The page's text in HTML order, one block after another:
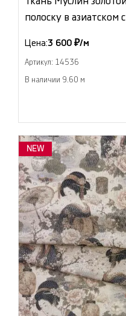
полоску в азиатском
Цена:3 600 ₽/м
Артикул: 14536
В наличии 9.60 м
NEW